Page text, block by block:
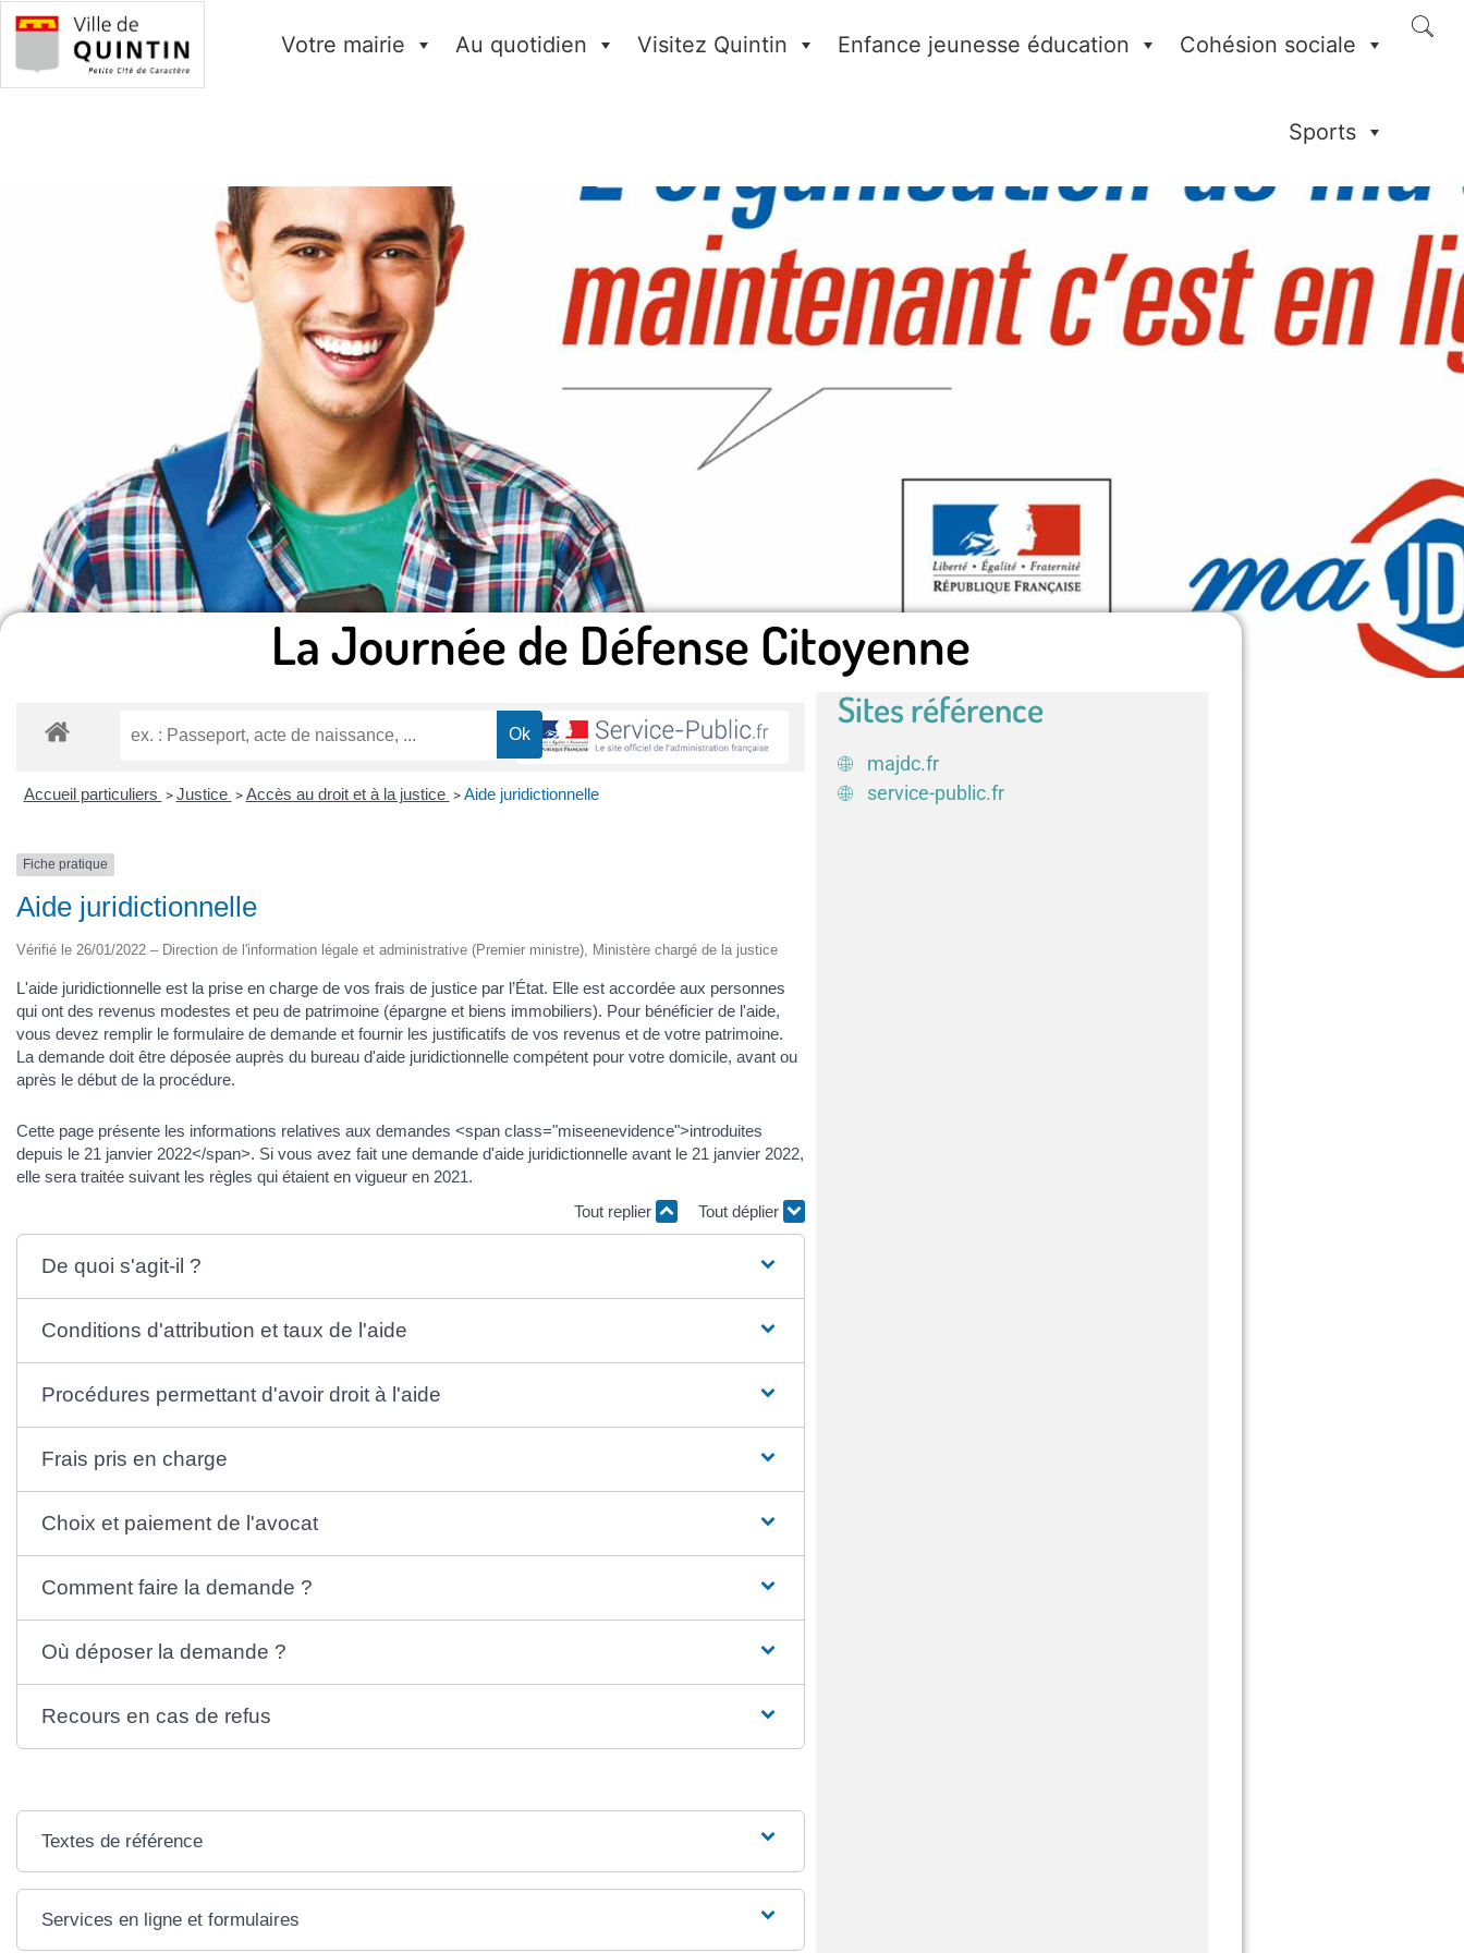
Votre mairie Au quotidien Visitez Quintin Enfance jeunesse éducation Cohésion sociale
Sports
La Journée de Défense Citoyenne
Accueil particuliers > Justice > Accès au droit et à la justice > Aide juridictionnelle
Fiche pratique
Aide juridictionnelle
Vérifié le 26/01/2022 – Direction de l'information légale et administrative (Premier ministre), Ministère chargé de la justice
L'aide juridictionnelle est la prise en charge de vos frais de justice par l’État. Elle est accordée aux personnes
qui ont des revenus modestes et peu de patrimoine (épargne et biens immobiliers). Pour bénéficier de l'aide,
vous devez remplir le formulaire de demande et fournir les justificatifs de vos revenus et de votre patrimoine.
La demande doit être déposée auprès du bureau d'aide juridictionnelle compétent pour votre domicile, avant ou
après le début de la procédure.
Cette page présente les informations relatives aux demandes <span class="miseenevidence">introduites
depuis le 21 janvier 2022</span>. Si vous avez fait une demande d'aide juridictionnelle avant le 21 janvier 2022,
elle sera traitée suivant les règles qui étaient en vigueur en 2021.
Tout replier
Tout déplier
De quoi s'agit-il ?
Conditions d'attribution et taux de l'aide
Procédures permettant d'avoir droit à l'aide
Frais pris en charge
Choix et paiement de l'avocat
Comment faire la demande ?
Où déposer la demande ?
Recours en cas de refus
Textes de référence
Services en ligne et formulaires
Sites référence
majdc.fr
service-public.fr